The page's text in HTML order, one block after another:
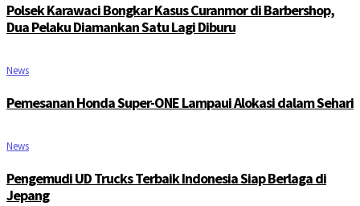
Polsek Karawaci Bongkar Kasus Curanmor di Barbershop,
Dua Pelaku Diamankan Satu Lagi Diburu
News
Pemesanan Honda Super-ONE Lampaui Alokasi dalam Sehari
News
Pengemudi UD Trucks Terbaik Indonesia Siap Berlaga di
Jepang